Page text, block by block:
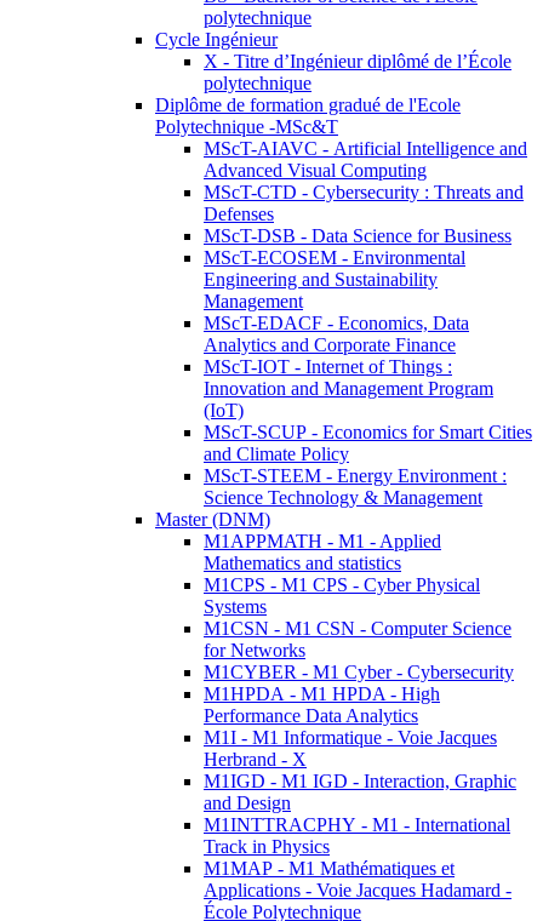
polytechnique
Cycle Ingénieur
X - Titre d’Ingénieur diplômé de l’École
polytechnique
Diplôme de formation gradué de l'Ecole
Polytechnique -MSc&T
MScT-AIAVC - Artificial Intelligence and
Advanced Visual Computing
MScT-CTD - Cybersecurity : Threats and
Defenses
MScT-DSB - Data Science for Business
MScT-ECOSEM - Environmental
Engineering and Sustainability
Management
MScT-EDACF - Economics, Data
Analytics and Corporate Finance
MScT-IOT - Internet of Things :
Innovation and Management Program
(IoT)
MScT-SCUP - Economics for Smart Cities
and Climate Policy
MScT-STEEM - Energy Environment :
Science Technology & Management
Master (DNM)
M1APPMATH - M1 - Applied
Mathematics and statistics
M1CPS - M1 CPS - Cyber Physical
Systems
M1CSN - M1 CSN - Computer Science
for Networks
M1CYBER - M1 Cyber - Cybersecurity
M1HPDA - M1 HPDA - High
Performance Data Analytics
M1I - M1 Informatique - Voie Jacques
Herbrand - X
M1IGD - M1 IGD - Interaction, Graphic
and Design
M1INTTRACPHY - M1 - International
Track in Physics
M1MAP - M1 Mathématiques et
Applications - Voie Jacques Hadamard -
École Polytechnique